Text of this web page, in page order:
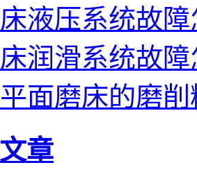
液压系统故
润滑系统故
面磨床的磨
章